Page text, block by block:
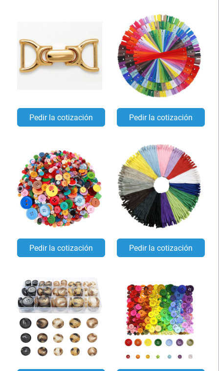
Pedir la cotización Pedir la cotización
Pedir la cotización Pedir la cotización